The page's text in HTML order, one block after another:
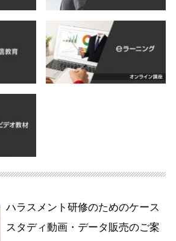
ハラスメント研修のためのケース
スタディ動画・データ販売のご案